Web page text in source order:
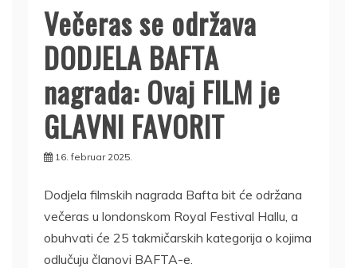
Večeras se održava
DODJELA BAFTA
nagrada: Ovaj FILM je
GLAVNI FAVORIT
16. februar 2025.
Dodjela filmskih nagrada Bafta bit će održana
večeras u londonskom Royal Festival Hallu, a
obuhvati će 25 takmičarskih kategorija o kojima
odlučuju članovi BAFTA-e.